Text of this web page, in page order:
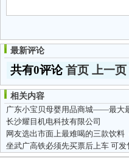
最新评论
共有0评论首页 上一页
相关内容
长沙耀目机电科技有限公司